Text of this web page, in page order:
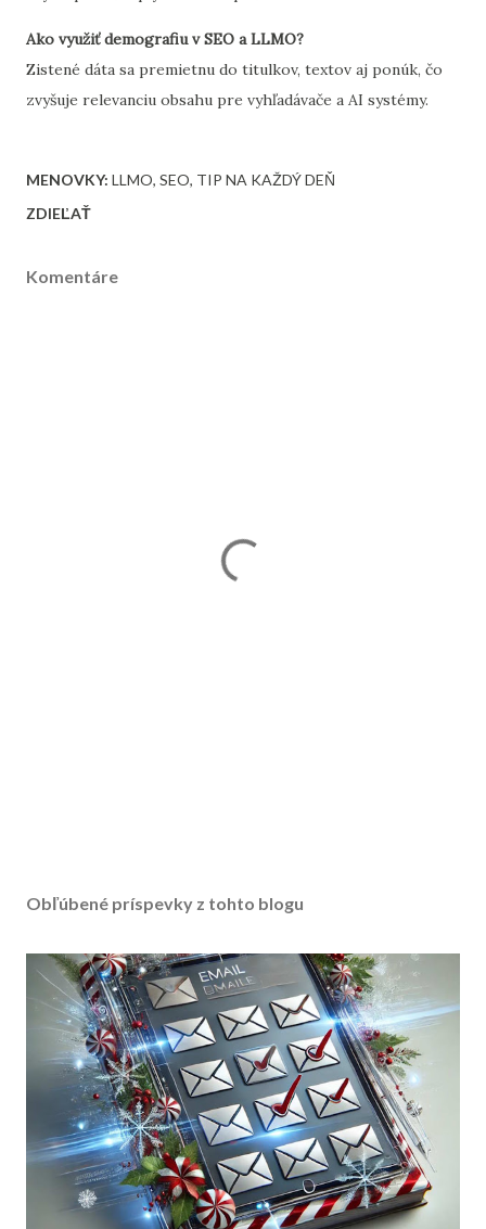
Ako využiť demografiu v SEO a LLMO?
Zistené dáta sa premietnu do titulkov, textov aj ponúk, čo
zvyšuje relevanciu obsahu pre vyhľadávače a AI systémy.
MENOVKY: LLMO SEO TIP NA KAŽDÝ DEŇ
ZDIEĽAŤ
Komentáre
Obľúbené príspevky z tohto blogu